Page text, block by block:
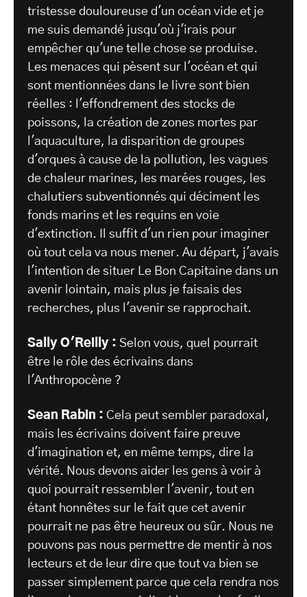
tristesse douloureuse d'un océan vide et je
me suis demandé jusqu'où j'irais pour
empêcher qu'une telle chose se produise.
Les menaces qui pèsent sur l'océan et qui
sont mentionnées dans le livre sont bien
réelles : l'effondrement des stocks de
poissons, la création de zones mortes par
l'aquaculture, la disparition de groupes
d'orques à cause de la pollution, les vagues
de chaleur marines, les marées rouges, les
chalutiers subventionnés qui déciment les
fonds marins et les requins en voie
d'extinction. Il suffit d'un rien pour imaginer
où tout cela va nous mener. Au départ, j'avais
l'intention de situer Le Bon Capitaine dans un
avenir lointain, mais plus je faisais des
recherches, plus l'avenir se rapprochait.
Sally O'Reilly : Selon vous, quel pourrait
être le rôle des écrivains dans
l'Anthropocène ?
Sean Rabin : Cela peut sembler paradoxal,
mais les écrivains doivent faire preuve
d'imagination et, en même temps, dire la
vérité. Nous devons aider les gens à voir à
quoi pourrait ressembler l'avenir, tout en
étant honnêtes sur le fait que cet avenir
pourrait ne pas être heureux ou sûr. Nous ne
pouvons pas nous permettre de mentir à nos
lecteurs et de leur dire que tout va bien se
passer simplement parce que cela rendra nos